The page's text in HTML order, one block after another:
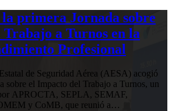
primera Jornada sobre
a Turnos en la
Profesional
de Seguridad Aérea (AESA) acogió
sobre el Impacto del Trabajo a Turnos, un
APROCTA, SEPLA, SEMAF,
y CoMB, que reunió a…